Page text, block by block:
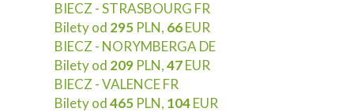
BIECZ - STRASBOURG FR
Bilety od 295 PLN, 66EUR
BIECZ - NORYMBERGA DE
Bilety od 209 PLN,47EUR
BIECZ - VALENCE FR
Bilety od465 PLN, 104EUR